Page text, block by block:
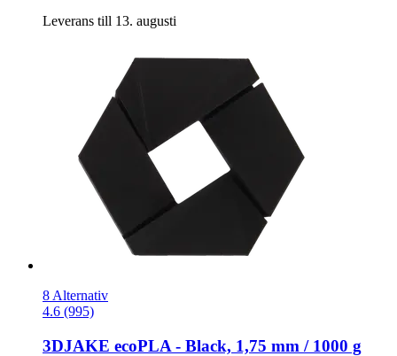
Leverans till 13. augusti
8 Alternativ
4.6 (995)
3DJAKE ecoPLA -​ Black, 1,75 mm / 1000 g